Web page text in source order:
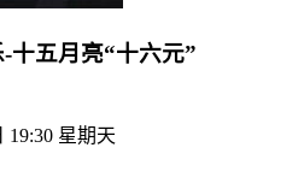
-十五月亮“十六元”
19:30 星期天